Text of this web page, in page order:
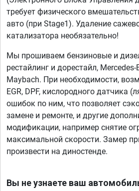
требует физического
авто (при Stage1). Удаление
катализатора необязательно!
Мы прошиваем бензиновые и
рестайлинг и дорестайл,
Maybach. При необходимости,
EGR, DPF, кислородного датчика
ошибок по ним, что позволяет
замене и ремонте, и другие
модификации, например снятие
максимальной скорости. Замер
произвести на диностенде.
Вы не узнаете ваш